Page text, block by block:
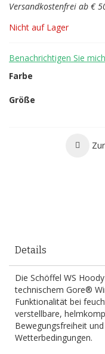
Versandkostenfrei ab €
Nicht auf Lager
Benachrichtigen Sie
Farbe
Größe
Details
Die Schöffel WS
technischem Gore®
Funktionalität bei
verstellbare,
Bewegungsfreiheit
Wetterbedingungen.